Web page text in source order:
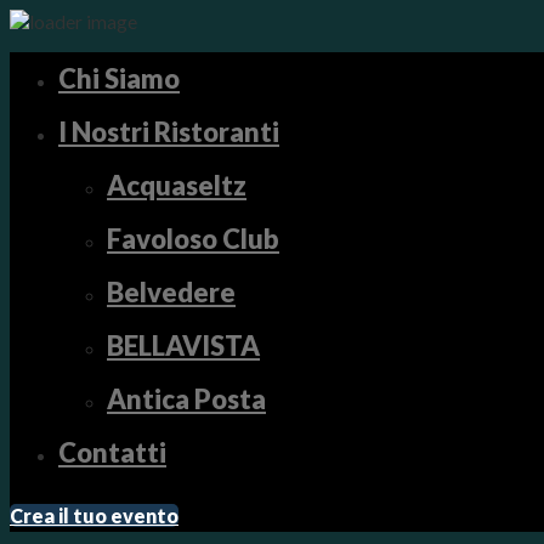
Chi Siamo
I Nostri Ristoranti
Acquaseltz
Favoloso Club
Belvedere
BELLAVISTA
Antica Posta
Contatti
Crea il tuo evento